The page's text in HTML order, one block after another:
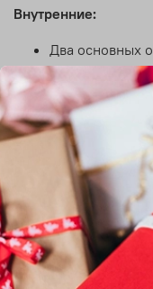
Внутренние:
Два основных
хлястиками
Карман на
📱 Смартфон
💳 Кошелек и карты
🔑 Ключи
💄 Косметичка мини
📄 Документы